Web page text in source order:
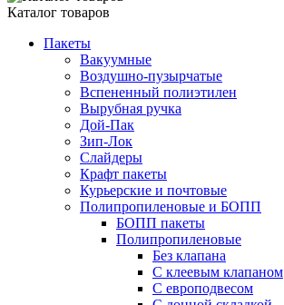
Каталог товаров
Пакеты
Вакуумные
Воздушно-пузырчатые
Вспененный полиэтилен
Вырубная ручка
Дой-Пак
Зип-Лок
Слайдеры
Крафт пакеты
Курьерские и почтовые
Полипропиленовые и БОПП
БОПП пакеты
Полипропиленовые
Без клапана
C клеевым клапаном
С европодвесом